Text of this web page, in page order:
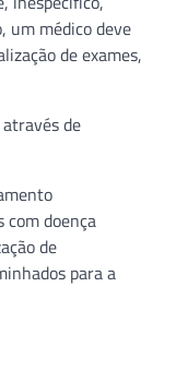
um médico deve
de exames,
de
com doença
de
para a